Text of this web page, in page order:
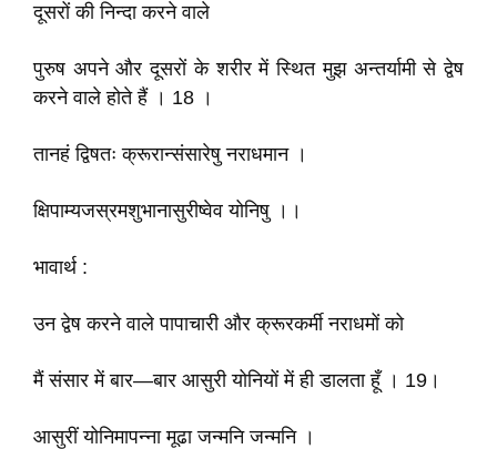
दूसरों की निन्दा करने वाले
पुरुष अपने और दूसरों के शरीर में स्थित मुझ अन्तर्यामी से द्वेष
करने वाले होते हैं । 18 ।
तानहं द्विषतः क्रूरान्संसारेषु नराधमान ।
क्षिपाम्यजस्रमशुभानासुरीष्वेव योनिषु ।।
भावार्थ :
उन द्वेष करने वाले पापाचारी और क्रूरकर्मी नराधमों को
मैं संसार में बार—बार आसुरी योनियों में ही डालता हूँ । 19।
आसुरीं योनिमापन्ना मूढा जन्मनि जन्मनि ।